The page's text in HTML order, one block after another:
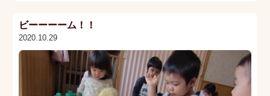
ビーーーーム！！
2020.10.29